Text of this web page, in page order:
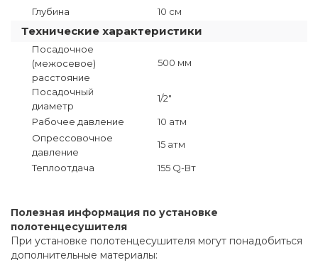
Глубина 10 см
Технические характеристики
Посадочное
(межосевое)
расстояние
500 мм
Посадочный
диаметр
1/2"
Рабочее давление
10 атм
Опрессовочное
давление
15 атм
Теплоотдача 155 Q-Вт
Полезная информация по установке
полотенцесушителя
При установке полотенцесушителя могут понадобиться
дополнительные материалы: